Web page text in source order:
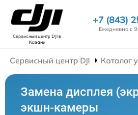
Сервисный центр DJIв
Казани
+7 (843)
Ежедневно с
Сервисный центр DJI Каталог
Замена дисплея
экшн-камеры